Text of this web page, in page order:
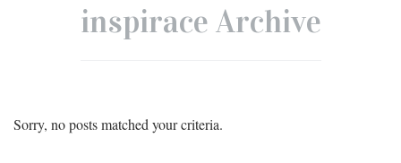
inspirace Archive
Sorry, no posts matched your criteria.